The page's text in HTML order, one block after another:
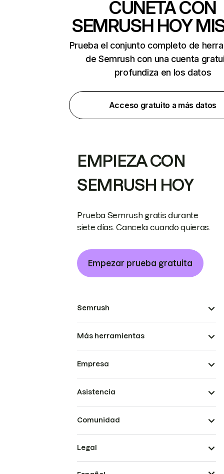
CUNETA CON
SEMRUSH HOY
Prueba el conjunto completo de
de Semrush con una cuenta
profundiza en los datos
Acceso gratuito a más datos
EMPIEZA CON
SEMRUSH HOY
Prueba Semrush gratis durante
siete días. Cancela cuando quieras.
Empezar prueba gratuita
Semrush
Más herramientas
Empresa
Asistencia
Comunidad
Legal